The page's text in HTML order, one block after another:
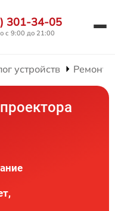
301-34-05
с 9:00 до 21:00
устройств Ремонт